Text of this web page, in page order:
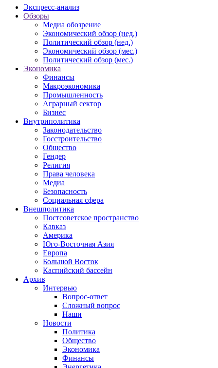
Экспресс-анализ
Обзоры
Медиа обозрение
Экономический обзор (нед.)
Политический обзор (нед.)
Экономический обзор (мес.)
Политический обзор (мес.)
Экономика
Финансы
Макроэкономика
Промышленность
Аграрный сектор
Бизнес
Внутриполитика
Законодательство
Госстроительство
Общество
Гендер
Религия
Права человека
Медиа
Безопасность
Социальная сфера
Внешполитика
Постсоветское пространство
Кавказ
Америка
Юго-Восточная Азия
Европа
Большой Восток
Каспийский бассейн
Архив
Интервью
Вопрос-ответ
Сложный вопрос
Наши
Новости
Политика
Общество
Экономика
Финансы